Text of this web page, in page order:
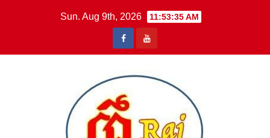
Sun. Aug 9th, 2026 11:53:36 AM